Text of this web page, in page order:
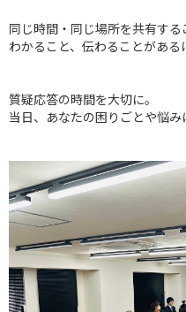
同じ時間・同じ場所を共有する
わかること、伝わることがある
質疑応答の時間を大切に。
当日、あなたの困りごとや悩み